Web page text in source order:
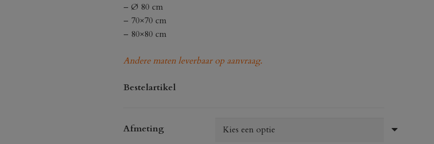
– Ø 80 cm
– 70×70 cm
– 80×80 cm
Andere maten leverbaar op aanvraag.
Bestelartikel
Afmeting